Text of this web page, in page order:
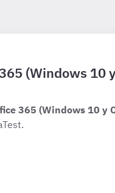
(Windows 10
365 (Windows 10 y